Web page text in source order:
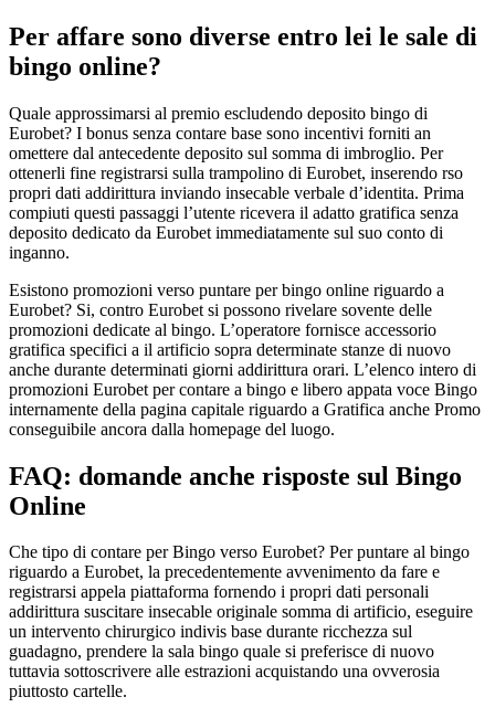
Per affare sono diverse entro lei le sale di
bingo online?
Quale approssimarsi al premio escludendo deposito bingo di
Eurobet? I bonus senza contare base sono incentivi forniti an
omettere dal antecedente deposito sul somma di imbroglio. Per
ottenerli fine registrarsi sulla trampolino di Eurobet, inserendo rso
propri dati addirittura inviando insecable verbale d’identita. Prima
compiuti questi passaggi l’utente ricevera il adatto gratifica senza
deposito dedicato da Eurobet immediatamente sul suo conto di
inganno.
Esistono promozioni verso puntare per bingo online riguardo a
Eurobet? Si, contro Eurobet si possono rivelare sovente delle
promozioni dedicate al bingo. L’operatore fornisce accessorio
gratifica specifici a il artificio sopra determinate stanze di nuovo
anche durante determinati giorni addirittura orari. L’elenco intero di
promozioni Eurobet per contare a bingo e libero appata voce Bingo
internamente della pagina capitale riguardo a Gratifica anche Promo
conseguibile ancora dalla homepage del luogo.
FAQ: domande anche risposte sul Bingo
Online
Che tipo di contare per Bingo verso Eurobet? Per puntare al bingo
riguardo a Eurobet, la precedentemente avvenimento da fare e
registrarsi appela piattaforma fornendo i propri dati personali
addirittura suscitare insecable originale somma di artificio, eseguire
un intervento chirurgico indivis base durante ricchezza sul
guadagno, prendere la sala bingo quale si preferisce di nuovo
tuttavia sottoscrivere alle estrazioni acquistando una ovverosia
piuttosto cartelle.